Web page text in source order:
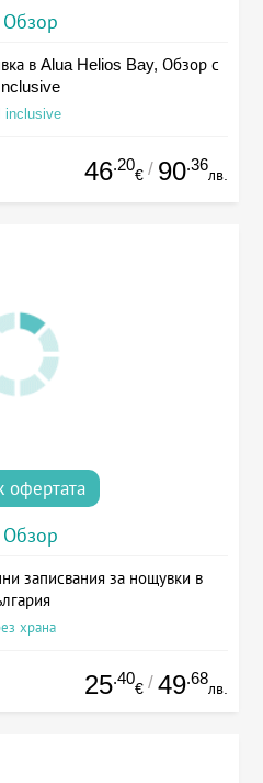
Обзор
в Alua Helios Bay, Обзор с
inclusive
46.20
€ / 90.36
лв.
офертата
Обзор
записвания за нощувки в
храна
25.40
€ / 49.68
лв.